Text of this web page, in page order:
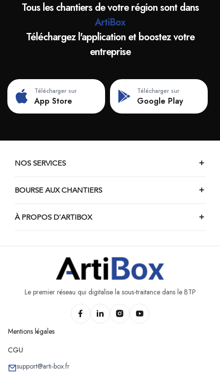
Tous les chantiers de votre région sont dans
ArtiBox
Téléchargez l'application et boostez votre
entreprise
Télécharger sur
App Store
Télécharger sur
Google Play
NOS SERVICES
BOURSE AUX CHANTIERS
À PROPOS D'ARTIBOX
Le premier réseau qui digitalise la sous-traitance dans le BTP
Mentions légales
CGU
support@arti-box.fr